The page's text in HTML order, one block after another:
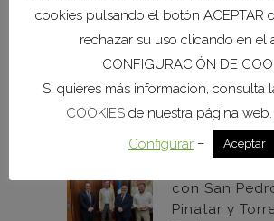
Alcázares
colaboración
institucional
06 agosto, 2026
con San
Pinatar y
cookies pulsando el botón ACEPTAR
rechazar su uso clicando en el
CONFIGURACIÓN DE
Si quieres más información, consulta
COOKIES de nuestra página web.
Configurar – Aceptar